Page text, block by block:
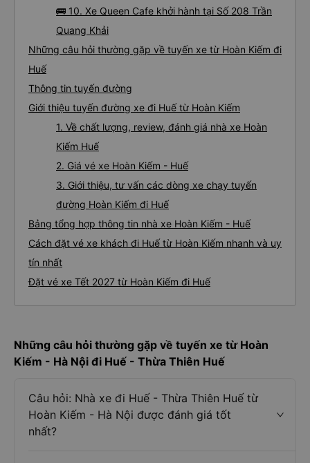
🚌 10. Xe Queen Cafe khởi hành tại Số 208 Trần
Quang Khải
Những câu hỏi thường gặp về tuyến xe từ Hoàn Kiếm đi
Huế
Thông tin tuyến đường
Giới thiệu tuyến đường xe đi Huế từ Hoàn Kiếm
1. Về chất lượng, review, đánh giá nhà xe Hoàn
Kiếm Huế
2. Giá vé xe Hoàn Kiếm - Huế
3. Giới thiệu, tư vấn các dòng xe chạy tuyến
đường Hoàn Kiếm đi Huế
Bảng tổng hợp thông tin nhà xe Hoàn Kiếm - Huế
Cách đặt vé xe khách đi Huế từ Hoàn Kiếm nhanh và uy
tín nhất
Đặt vé xe Tết 2027 từ Hoàn Kiếm đi Huế
Những câu hỏi thường gặp về tuyến xe từ Hoàn
Kiếm - Hà Nội đi Huế - Thừa Thiên Huế
Câu hỏi: Nhà xe đi Huế - Thừa Thiên Huế từ
Hoàn Kiếm - Hà Nội được đánh giá tốt
nhất?